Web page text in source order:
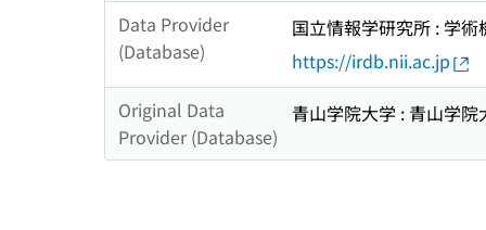
Data Provider
(Database)
国立情報学研究所 : 学
https://irdb.nii.ac.jp
Original Data
Provider (Database)
青山学院大学 : 青山学